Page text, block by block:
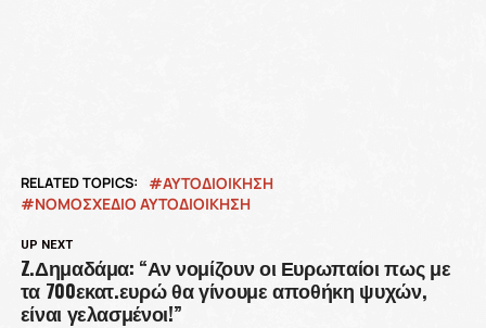
RELATED TOPICS:
ΑΥΤΟΔΙΟΊΚΗΣΗ
ΝΟΜΟΣΧΕΔΙΟ ΑΥΤΟΔΙΟΙΚΗΣΗ
UP NEXT
Z.Δημαδάμα: “Αν νομίζουν οι Ευρωπαίοι πως με
τα 700εκατ.ευρώ θα γίνουμε αποθήκη ψυχών,
είναι γελασμένοι!”